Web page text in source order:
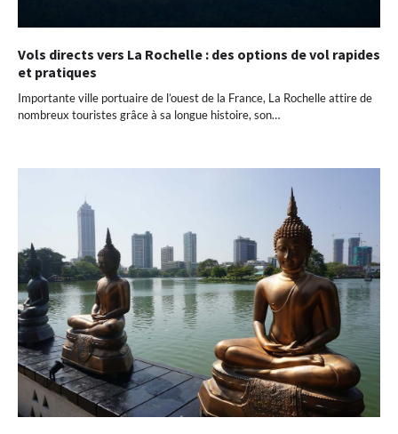
Vols directs vers La Rochelle : des options de vol rapides
et pratiques
Importante ville portuaire de l’ouest de la France, La Rochelle attire de
nombreux touristes grâce à sa longue histoire, son…